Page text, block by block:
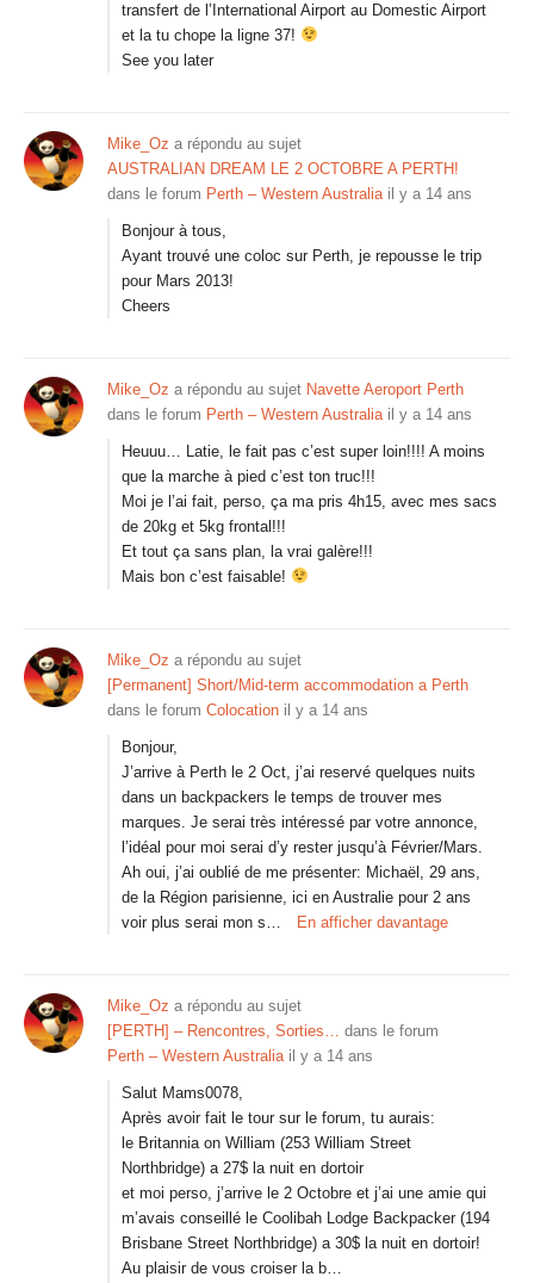
transfert de l’International Airport au Domestic Airport
et la tu chope la ligne 37!
See you later
Mike_Oz a répondu au sujet
AUSTRALIAN DREAM LE 2 OCTOBRE A PERTH!
dans le forum Perth – Western Australia il y a 14 ans
Bonjour à tous,
Ayant trouvé une coloc sur Perth, je repousse le trip
pour Mars 2013!
Cheers
Mike_Oz a répondu au sujet Navette Aeroport Perth
dans le forum Perth – Western Australia il y a 14 ans
Heuuu… Latie, le fait pas c’est super loin!!!! A moins
que la marche à pied c’est ton truc!!!
Moi je l’ai fait, perso, ça ma pris 4h15, avec mes sacs
de 20kg et 5kg frontal!!!
Et tout ça sans plan, la vrai galère!!!
Mais bon c’est faisable!
Mike_Oz a répondu au sujet
[Permanent] Short/Mid-term accommodation a Perth
dans le forum Colocation il y a 14 ans
Bonjour,
J’arrive à Perth le 2 Oct, j’ai reservé quelques nuits
dans un backpackers le temps de trouver mes
marques. Je serai très intéressé par votre annonce,
l’idéal pour moi serai d’y rester jusqu’à Février/Mars.
Ah oui, j’ai oublié de me présenter: Michaël, 29 ans,
de la Région parisienne, ici en Australie pour 2 ans
voir plus serai mon s…
En afficher davantage
Mike_Oz a répondu au sujet
[PERTH] – Rencontres, Sorties… dans le forum
Perth – Western Australia il y a 14 ans
Salut Mams0078,
Après avoir fait le tour sur le forum, tu aurais:
le Britannia on William (253 William Street
Northbridge) a 27$ la nuit en dortoir
et moi perso, j’arrive le 2 Octobre et j’ai une amie qui
m’avais conseillé le Coolibah Lodge Backpacker (194
Brisbane Street Northbridge) a 30$ la nuit en dortoir!
Au plaisir de vous croiser la b…